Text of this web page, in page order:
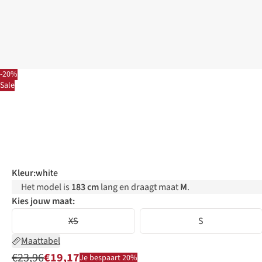
-20%
Sale
Kleur:white
Het model is 183 cmlang en draagt maatM.
Kies jouw maat:
XS
S
Maattabel
€23,96€19,17Je bespaart 20%